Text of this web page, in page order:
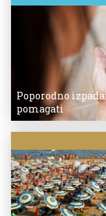
Poporodno
pomagati